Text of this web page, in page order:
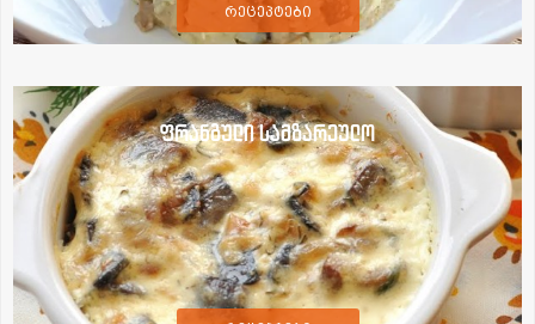
რეცეპტები
ფრანგული სამზარეულო